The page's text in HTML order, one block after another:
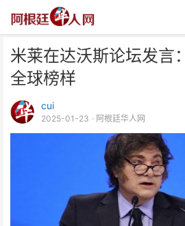
米莱在达沃斯论坛发言
全球榜样
cui
2025-01-23 · 阿根廷华人网
米莱在达沃斯论坛发言：阿